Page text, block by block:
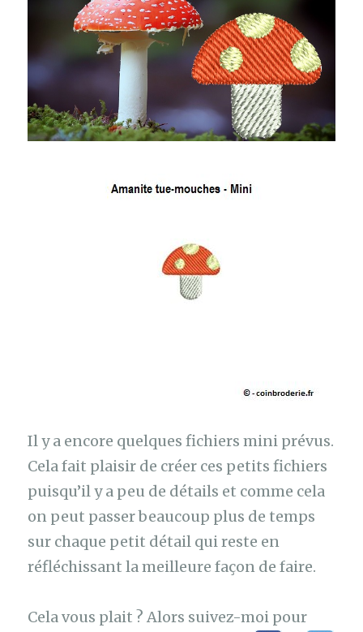
Il y a encore quelques fichiers mini prévus.
Cela fait plaisir de créer ces petits fichiers
puisqu’il y a peu de détails et comme cela
on peut passer beaucoup plus de temps
sur chaque petit détail qui reste en
réfléchissant la meilleure façon de faire.
Cela vous plait ? Alors suivez-moi pour